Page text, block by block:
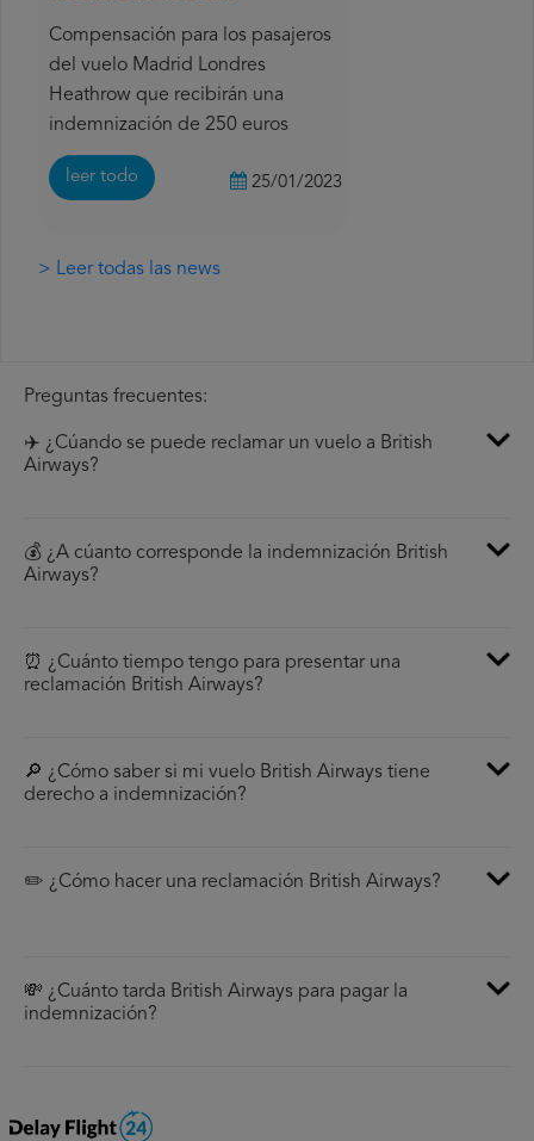
Compensación para los pasajeros
del vuelo Madrid Londres
Heathrow que recibirán una
indemnización de 250 euros
leer todo 25/01/2023
> Leer todas las news
Preguntas frecuentes:
✈️ ¿Cúando se puede reclamar un vuelo a British
Airways?
💰 ¿A cúanto corresponde la indemnización British
Airways?
⏰ ¿Cuánto tiempo tengo para presentar una
reclamación British Airways?
🔎 ¿Cómo saber si mi vuelo British Airways tiene
derecho a indemnización?
✏️ ¿Cómo hacer una reclamación British Airways?
💸 ¿Cuánto tarda British Airways para pagar la
indemnización?